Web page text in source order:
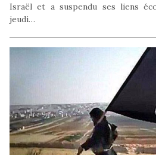
Israël et a suspendu ses liens
jeudi…